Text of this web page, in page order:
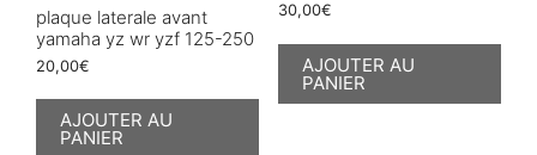
plaque laterale avant
yamaha yz wr yzf 125-250
20,00€
AJOUTER AU
PANIER
30,00€
AJOUTER AU
PANIER